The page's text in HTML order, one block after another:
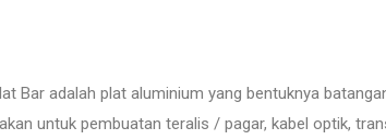
Bar adalah plat aluminium yang bentuknya
untuk pembuatan teralis / pagar, kabel optik,